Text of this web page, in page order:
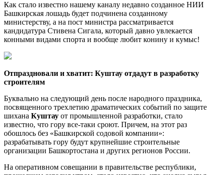
Как стало известно нашему каналу недавно созданное НИИ
Башкирская лошадь будет подчинена созданному
министерству, а на пост министра рассматривается
кандидатура Стивена Сигала, который давно увлекается
конными видами спорта и вообще любит конину и кумыс!
Отпраздновали и хватит: Куштау отдадут в разработку
строителям
Буквально на следующий день после народного праздника,
посвященного трехлетию драматических событий по защите
шихана Куштау от промышленной разработки, стало
известно, что гору все-таки сроют. Причем, на этот раз
обошлось без «Башкирской содовой компании»:
разрабатывать гору будут крупнейшие строительные
организации Башкортостана и других регионов России.
На оперативном совещании в правительстве республики,